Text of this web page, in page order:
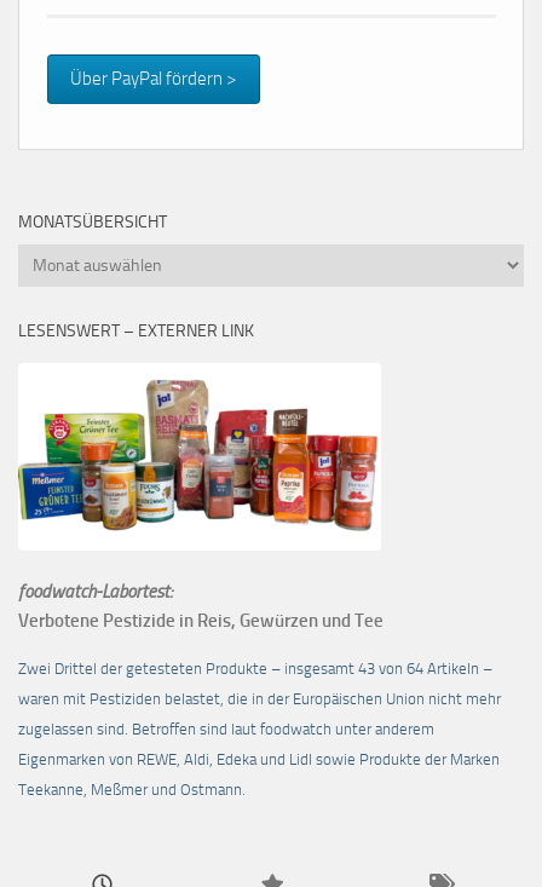
Über PayPal fördern >
MONATSÜBERSICHT
Monatsübersicht
LESENSWERT – EXTERNER LINK
foodwatch-Labortest:
Verbotene Pestizide in Reis, Gewürzen und Tee
Zwei Drittel der getesteten Produkte – insgesamt 43 von 64 Artikeln –
waren mit Pestiziden belastet, die in der Europäischen Union nicht mehr
zugelassen sind. Betroffen sind laut foodwatch unter anderem
Eigenmarken von REWE, Aldi, Edeka und Lidl sowie Produkte der Marken
Teekanne, Meßmer und Ostmann.